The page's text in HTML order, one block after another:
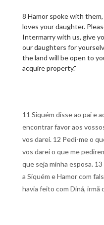
8 Hamor spoke with
loves your daughter.
Intermarry with us, give
our daughters for
the land will be open to
acquire property."
11 Siquém disse ao pai e
encontrar favor aos
vos darei. 12 Pedi-me o
vos darei o que me
que seja minha esposa.
a Siquém e Hamor com
havia feito com Diná, irmã